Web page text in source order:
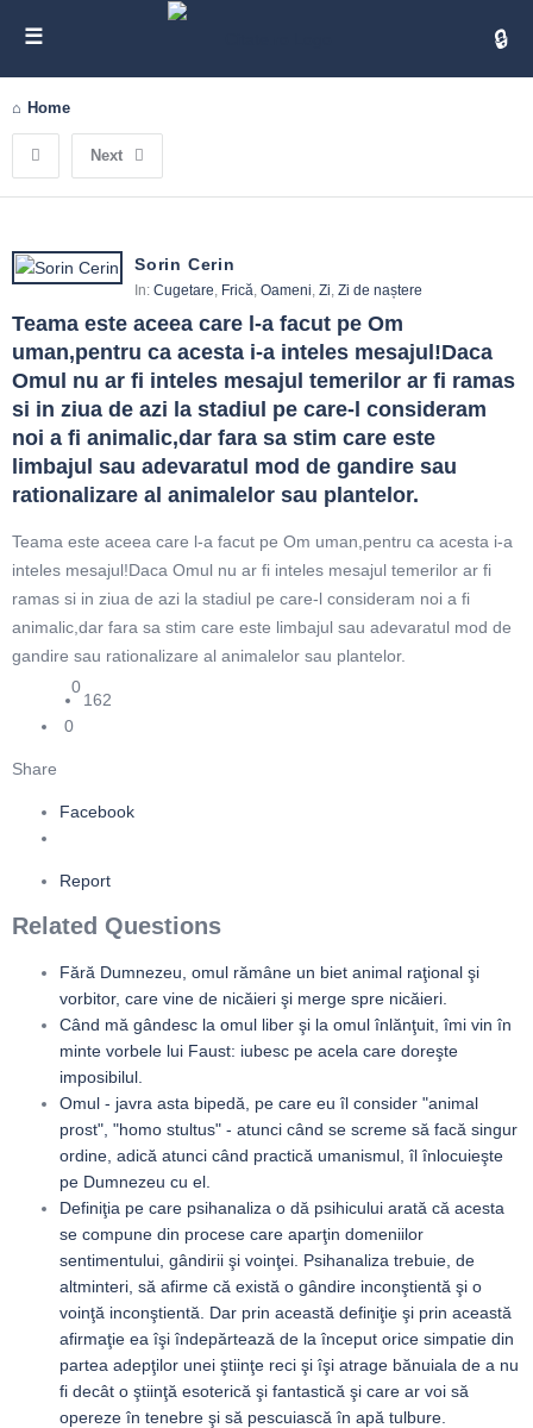
Home
Next
Sorin Cerin
In: Cugetare, Frică, Oameni, Zi, Zi de naștere
Teama este aceea care l-a facut pe Om
uman,pentru ca acesta i-a inteles mesajul!Daca
Omul nu ar fi inteles mesajul temerilor ar fi ramas
si in ziua de azi la stadiul pe care-l consideram
noi a fi animalic,dar fara sa stim care este
limbajul sau adevaratul mod de gandire sau
rationalizare al animalelor sau plantelor.
Teama este aceea care l-a facut pe Om uman,pentru ca acesta i-a
inteles mesajul!Daca Omul nu ar fi inteles mesajul temerilor ar fi
ramas si in ziua de azi la stadiul pe care-l consideram noi a fi
animalic,dar fara sa stim care este limbajul sau adevaratul mod de
gandire sau rationalizare al animalelor sau plantelor.
0
162
0
Share
Facebook
Report
Related Questions
Fără Dumnezeu, omul rămâne un biet animal raţional şi
vorbitor, care vine de nicăieri şi merge spre nicăieri.
Când mă gândesc la omul liber şi la omul înlănţuit, îmi vin în
minte vorbele lui Faust: iubesc pe acela care doreşte
imposibilul.
Omul - javra asta bipedă, pe care eu îl consider "animal
prost", "homo stultus" - atunci când se screme să facă singur
ordine, adică atunci când practică umanismul, îl înlocuieşte
pe Dumnezeu cu el.
Definiţia pe care psihanaliza o dă psihicului arată că acesta
se compune din procese care aparţin domeniilor
sentimentului, gândirii şi voinţei. Psihanaliza trebuie, de
altminteri, să afirme că există o gândire inconştientă şi o
voinţă inconştientă. Dar prin această definiţie şi prin această
afirmaţie ea îşi îndepărtează de la început orice simpatie din
partea adepţilor unei ştiinţe reci şi îşi atrage bănuiala de a nu
fi decât o ştiinţă esoterică şi fantastică şi care ar voi să
opereze în tenebre şi să pescuiască în apă tulbure.